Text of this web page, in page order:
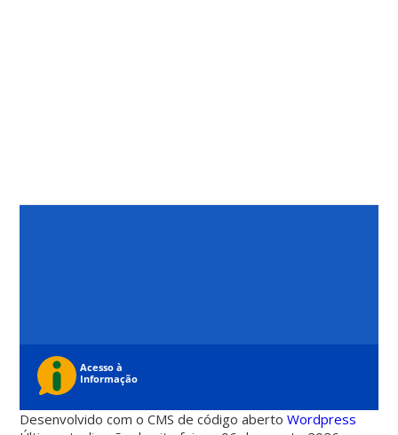
Desenvolvido com o CMS de código abertoWordpress